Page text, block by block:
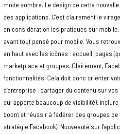
mode sombre. Le design de cette
des applications. C’est clairement le
en considération les pratiques sur
avant tout pensé pour mobile. Vous
en haut avec les icônes : accueil, pages
marketplace et groupes. Clairement,
fonctionnalités. Cela doit donc orienter
d’entreprise : partager du contenu sur
qui apporte beaucoup de visibilité),
boom et réussir à fédérer des groupes
stratégie Facebook). Nouveauté sur